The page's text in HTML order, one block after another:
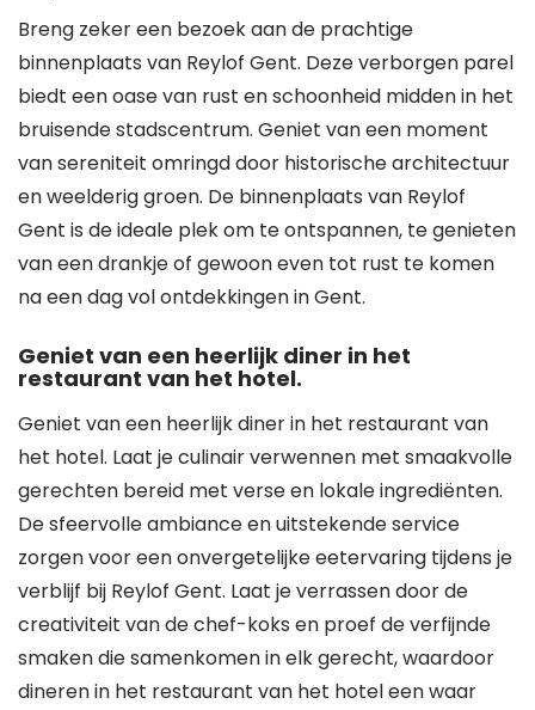
Breng zeker een bezoek aan de prachtige
binnenplaats van Reylof Gent. Deze verborgen parel
biedt een oase van rust en schoonheid midden in het
bruisende stadscentrum. Geniet van een moment
van sereniteit omringd door historische architectuur
en weelderig groen. De binnenplaats van Reylof
Gent is de ideale plek om te ontspannen, te genieten
van een drankje of gewoon even tot rust te komen
na een dag vol ontdekkingen in Gent.
Geniet van een heerlijk diner in het
restaurant van het hotel.
Geniet van een heerlijk diner in het restaurant van
het hotel. Laat je culinair verwennen met smaakvolle
gerechten bereid met verse en lokale ingrediënten.
De sfeervolle ambiance en uitstekende service
zorgen voor een onvergetelijke eetervaring tijdens je
verblijf bij Reylof Gent. Laat je verrassen door de
creativiteit van de chef-koks en proef de verfijnde
smaken die samenkomen in elk gerecht, waardoor
dineren in het restaurant van het hotel een waar